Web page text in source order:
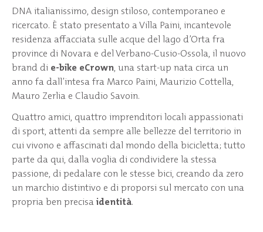
DNA italianissimo, design stiloso, contemporaneo e
ricercato. È stato presentato a Villa Paini, incantevole
residenza affacciata sulle acque del lago d’Orta fra
province di Novara e del Verbano-Cusio-Ossola, il nuovo
brand di e-bike eCrown, una start-up nata circa un
anno fa dall’intesa fra Marco Paini, Maurizio Cottella,
Mauro Zerlia e Claudio Savoin.
Quattro amici, quattro imprenditori locali appassionati
di sport, attenti da sempre alle bellezze del territorio in
cui vivono e affascinati dal mondo della bicicletta; tutto
parte da qui, dalla voglia di condividere la stessa
passione, di pedalare con le stesse bici, creando da zero
un marchio distintivo e di proporsi sul mercato con una
propria ben precisaidentità.